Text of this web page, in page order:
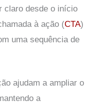
claro desde o início
à ação (CTA)
uma sequência de
ajudam a ampliar o
a